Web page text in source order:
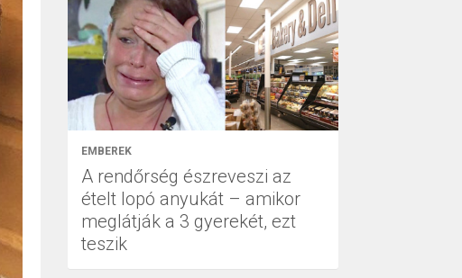
EMBEREK
A rendőrség észreveszi az
ételt lopó anyukát – amikor
meglátják a 3 gyerekét, ezt
teszik